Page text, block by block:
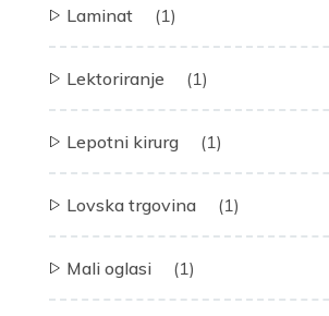
Laminat (1)
Lektoriranje (1)
Lepotni kirurg (1)
Lovska trgovina (1)
Mali oglasi (1)